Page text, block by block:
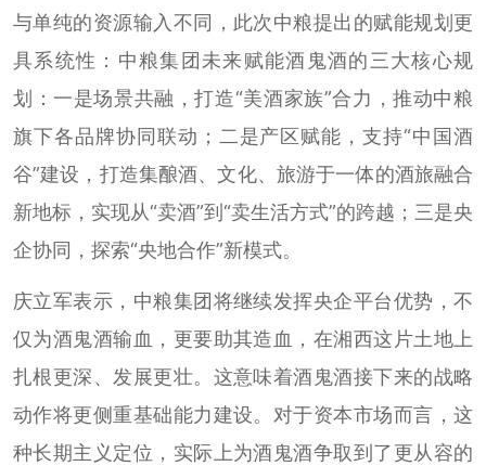
与单纯的资源输入不同，此次中粮提出的赋能规划更
具系统性：中粮集团未来赋能酒鬼酒的三大核心规
划：一是场景共融，打造“美酒家族”合力，推动中粮
旗下各品牌协同联动；二是产区赋能，支持“中国酒
谷”建设，打造集酿酒、文化、旅游于一体的酒旅融合
新地标，实现从“卖酒”到“卖生活方式”的跨越；三是央
企协同，探索“央地合作”新模式。
庆立军表示，中粮集团将继续发挥央企平台优势，不
仅为酒鬼酒输血，更要助其造血，在湘西这片土地上
扎根更深、发展更壮。这意味着酒鬼酒接下来的战略
动作将更侧重基础能力建设。对于资本市场而言，这
种长期主义定位，实际上为酒鬼酒争取到了更从容的